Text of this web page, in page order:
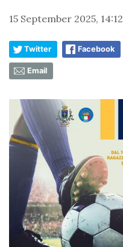
15 September 2025, 14:12
Twitter Facebook
Email